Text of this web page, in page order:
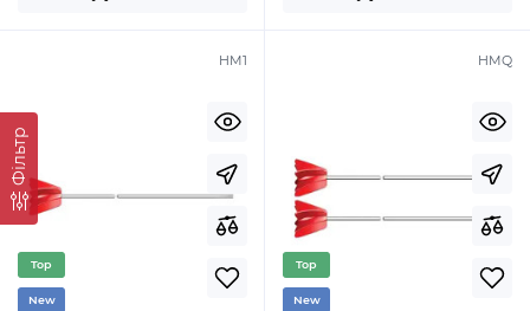
Фільтр
HM1
Top
New
HMQ
Top
New